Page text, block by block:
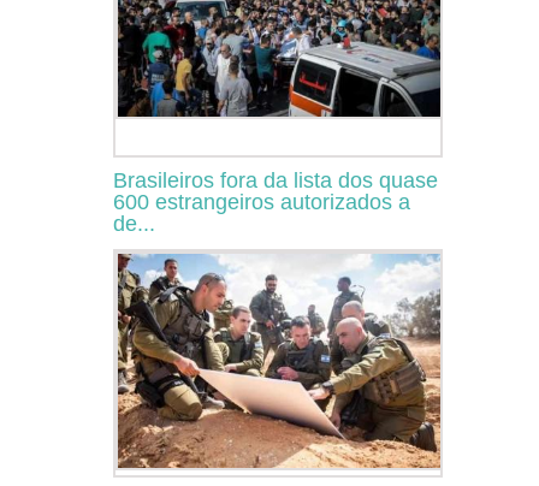
Brasileiros fora da lista dos quase
600 estrangeiros autorizados a
de...